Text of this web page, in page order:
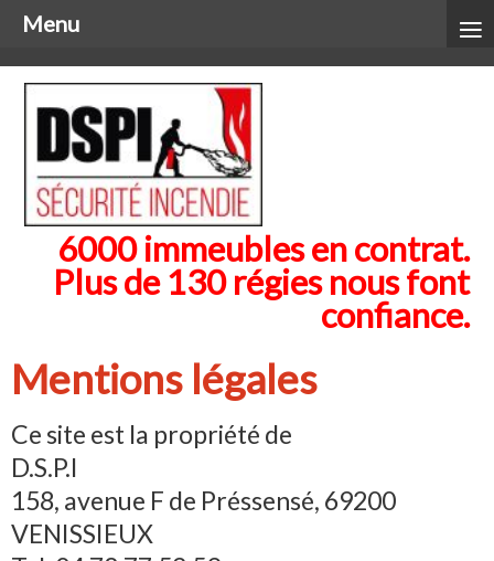
6000 immeubles en contrat.
Plus de 130 régies nous font
confiance.
Mentions légales
Ce site est la propriété de
D.S.P.I
158, avenue F de Préssensé, 69200
VENISSIEUX
Menu ≡